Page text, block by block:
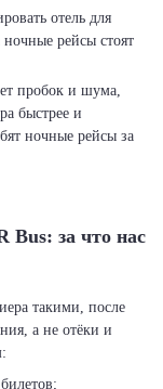
отель для
рейсы стоят
пробок и шума,
быстрее и
ночные рейсы за
Bus: за что нас
такими, после
а не отёки и